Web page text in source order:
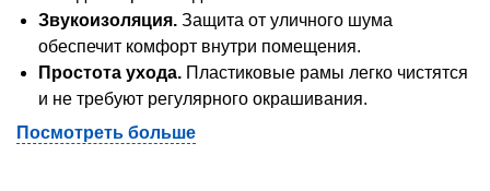
Звукоизоляция. Защита от уличного шума
обеспечит комфорт внутри помещения.
Простота ухода. Пластиковые рамы легко чистятся
и не требуют регулярного окрашивания.
Посмотреть больше